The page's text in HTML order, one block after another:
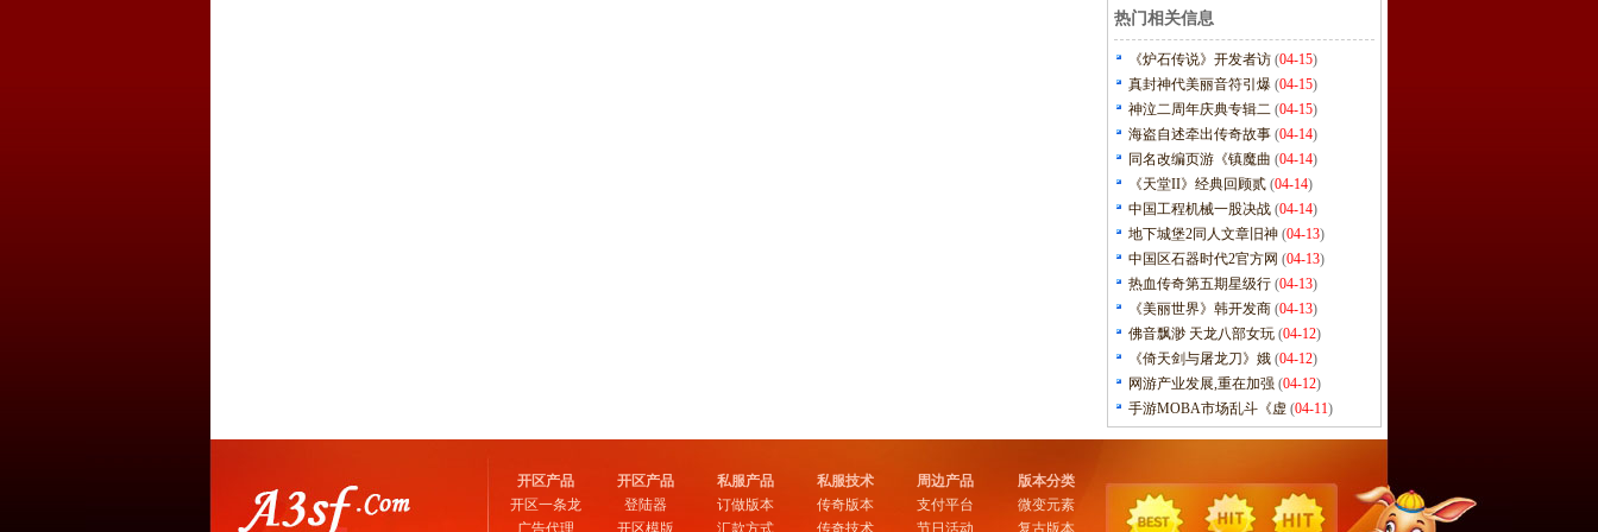
热门相关信息
《炉石传说》开发者访 (04-15)
真封神代美丽音符引爆 (04-15)
神泣二周年庆典专辑二 (04-15)
海盗自述牵出传奇故事 (04-14)
同名改编页游《镇魔曲 (04-14)
《天堂II》经典回顾贰 (04-14)
中国工程机械一股决战 (04-14)
地下城堡2同人文章旧神 (04-13)
中国区石器时代2官方网 (04-13)
热血传奇第五期星级行 (04-13)
《美丽世界》韩开发商 (04-13)
佛音飘渺 天龙八部女玩 (04-12)
《倚天剑与屠龙刀》娥 (04-12)
网游产业发展,重在加强 (04-12)
手游MOBA市场乱斗《虚 (04-11)
开区产品
开区一条龙
广告代理
开区产品
登陆器
开区模版
私服产品
订做版本
汇款方式
私服技术
传奇版本
传奇技术
周边产品
支付平台
节日活动
版本分类
微变元素
复古版本